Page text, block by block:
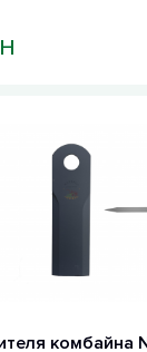
комбайна